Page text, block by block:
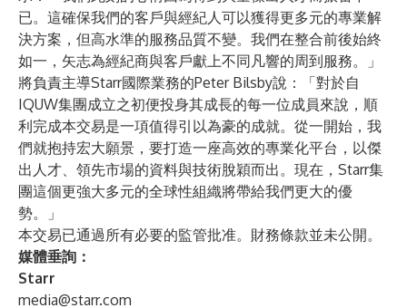
已。這確保我們的客戶與經紀人可以獲得更多元的專業解
決方案，但高水準的服務品質不變。我們在整合前後始終
如一，矢志為經紀商與客戶獻上不同凡響的周到服務。」
將負責主導Starr國際業務的Peter Bilsby說：「對於自
IQUW集團成立之初便投身其成長的每一位成員來說，順
利完成本交易是一項值得引以為豪的成就。從一開始，我
們就抱持宏大願景，要打造一座高效的專業化平台，以傑
出人才、領先市場的資料與技術脫穎而出。現在，Starr集
團這個更強大多元的全球性組織將帶給我們更大的優
勢。」
本交易已通過所有必要的監管批准。財務條款並未公開。
媒體垂詢：
Starr
media@starr.com